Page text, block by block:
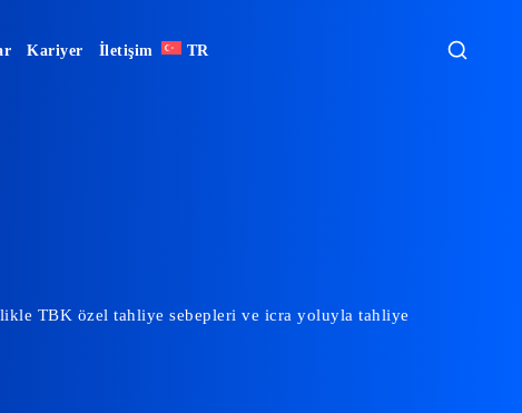
Kariyer İletişim TR
TBK özel tahliye sebepleri ve icra yoluyla tahliye